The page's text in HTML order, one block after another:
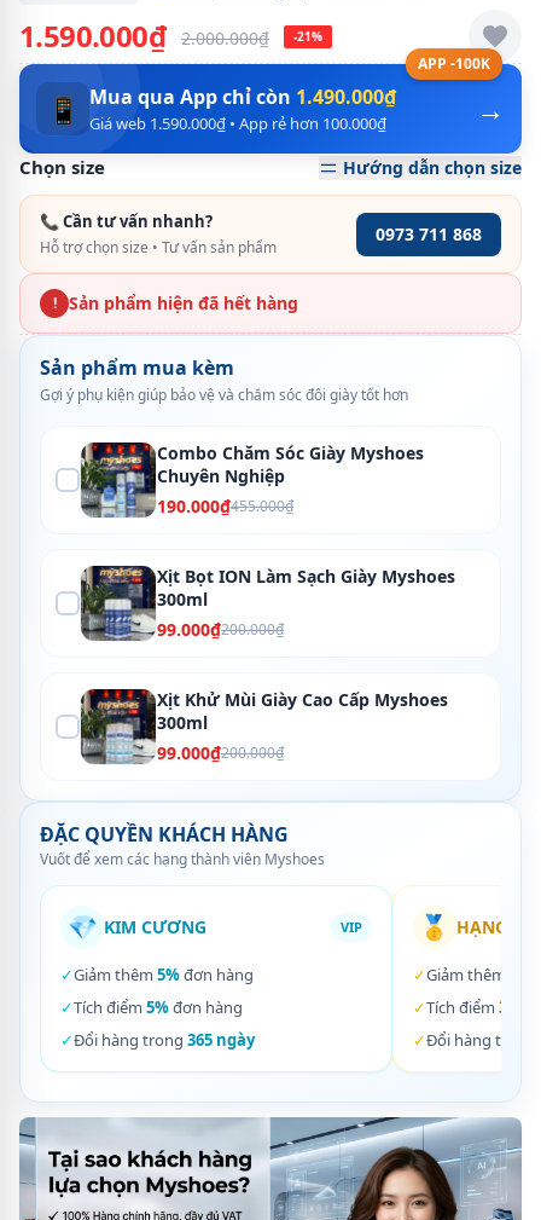
1.590.000₫ 2.000.000₫ -21%
APP -100K
→
📱 Mua qua App chỉ còn 1.490.000₫
Giá web 1.590.000₫ • App rẻ hơn 100.000₫
Chọn size Hướng dẫn chọn size
📞 Cần tư vấn nhanh?
Hỗ trợ chọn size • Tư vấn sản phẩm
0973 711 868
! Sản phẩm hiện đã hết hàng
Sản phẩm mua kèm
Gợi ý phụ kiện giúp bảo vệ và chăm sóc đôi giày tốt hơn
Combo Chăm Sóc Giày Myshoes
Chuyên Nghiệp
190.000₫455.000₫
Xịt Bọt ION Làm Sạch Giày Myshoes
300ml
99.000₫200.000₫
Xịt Khử Mùi Giày Cao Cấp Myshoes
300ml
99.000₫200.000₫
ĐẶC QUYỀN KHÁCH HÀNG
Vuốt để xem các hạng thành viên Myshoes
💎 KIM CƯƠNG VIP
✓Giảm thêm 5%đơn hàng
✓Tích điểm 5%đơn hàng
✓Đổi hàng trong 365 ngày
🥇 HẠNG
✓Giảm thêm
✓Tích điểm 3%
✓Đổi hàng trong